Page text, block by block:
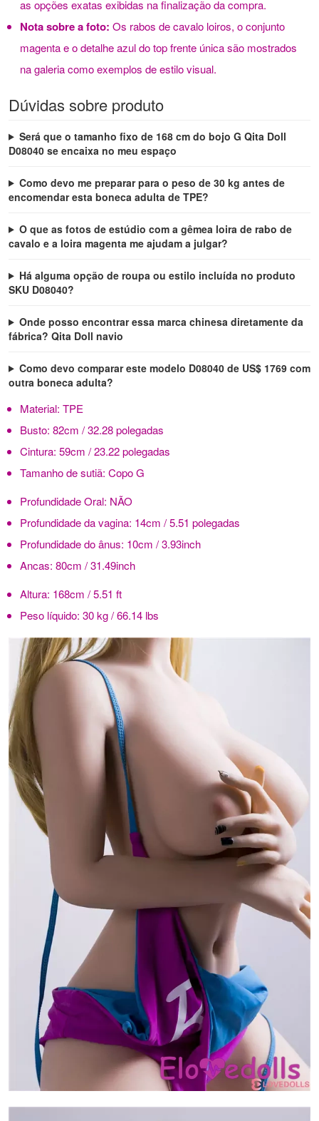
as opções exatas exibidas na finalização da compra.
Nota sobre a foto: Os rabos de cavalo loiros, o conjunto
magenta e o detalhe azul do top frente única são mostrados
na galeria como exemplos de estilo visual.
Dúvidas sobre produto
Será que o tamanho fixo de 168 cm do bojo G Qita Doll
D08040 se encaixa no meu espaço
Como devo me preparar para o peso de 30 kg antes de
encomendar esta boneca adulta de TPE?
O que as fotos de estúdio com a gêmea loira de rabo de
cavalo e a loira magenta me ajudam a julgar?
Há alguma opção de roupa ou estilo incluída no produto
SKU D08040?
Onde posso encontrar essa marca chinesa diretamente da
fábrica? Qita Doll navio
Como devo comparar este modelo D08040 de US$ 1769 com
outra boneca adulta?
Material: TPE
Busto: 82cm / 32.28 polegadas
Cintura: 59cm / 23.22 polegadas
Tamanho de sutiã: Copo G
Profundidade Oral: NÃO
Profundidade da vagina: 14cm / 5.51 polegadas
Profundidade do ânus: 10cm / 3.93inch
Ancas: 80cm / 31.49inch
Altura: 168cm / 5.51 ft
Peso líquido: 30 kg / 66.14 lbs